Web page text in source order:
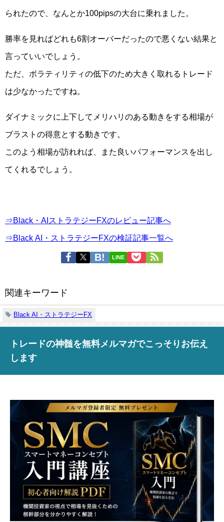
られたので、なんとか100pipsの大台に乗れました。
勝率を見ればどれも6割オーバーだったので悪くない結果と
言っていいでしょう。
ただ、ボラティリティの低下のため大きく取れるトレード
は少なかったですね。
ダイナミックに上下してメリハリのある動きをする相場が
ブラストの得意とする動きです。
このよう相場が訪れれば、また良いパフォーマンスを出し
てくれるでしょう。
⇒Black・AIストラテジーFXのレビュー記事へ
⇒Black AI・ストラテジーFXの検証記事一覧へ
LINE
関連キーワード
Black AI・ストラテジーFX
トレードの神髄を無料メルマガでこっそりお伝え
します